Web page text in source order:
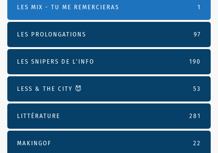
LES MIX - TU ME REMERCIERAS 1
LES PROLONGATIONS 97
LES SNIPERS DE L’INFO 190
LESS & THE CITY 😈 53
LITTÉRATURE 281
MAKINGOF 22